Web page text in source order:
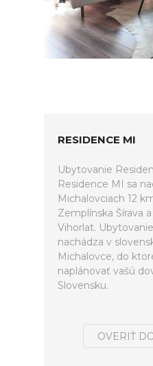
RESIDENCE MI
Ubytovanie
Residence MI sa
Michalovciach 12
Zemplínska Šírava
Vihorlat.
nachádza v
Michalovce, do
naplánovať vašú
Slovensku.
OVERIŤ